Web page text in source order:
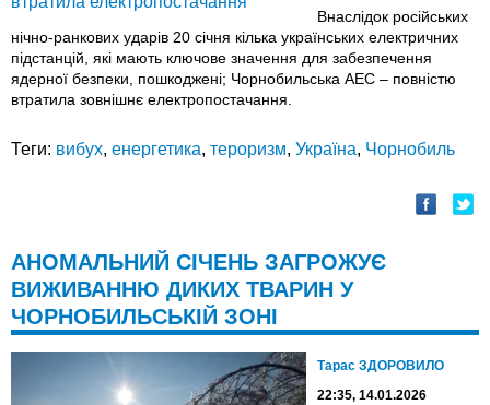
Внаслідок російських
нічно-ранкових ударів 20 січня кілька українських електричних
підстанцій, які мають ключове значення для забезпечення
ядерної безпеки, пошкоджені; Чорнобильська АЕС – повністю
втратила зовнішнє електропостачання.
Теги: вибух, енергетика, тероризм, Україна, Чорнобиль
АНОМАЛЬНИЙ СІЧЕНЬ ЗАГРОЖУЄ
ВИЖИВАННЮ ДИКИХ ТВАРИН У
ЧОРНОБИЛЬСЬКІЙ ЗОНІ
Тарас ЗДОРОВИЛО
22:35, 14.01.2026